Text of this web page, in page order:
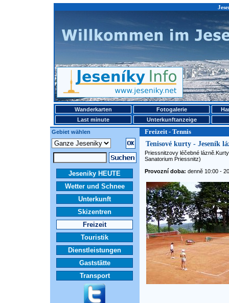
Wanderkarten Fotogalerie
Last minute
Unterkunftanzeige
Gebiet wählen
Freizeit - Tennis
Jeseniky HEUTE
Wetter und Schnee
Unterkunft
Skizentren
Freizeit
Touristik
Dienstleistungen
Gaststätte
Transport
Tenisové kurty - Jeseník
Priessnitzovy léčebné
Sanatorium Priessnitz)
Provozní doba: denně 10:00 -